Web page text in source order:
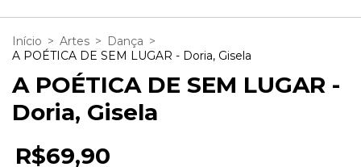
Início > Artes > Dança >
A POÉTICA DE SEM LUGAR - Doria, Gisela
A POÉTICA DE SEM LUGAR -
Doria, Gisela
R$69,90